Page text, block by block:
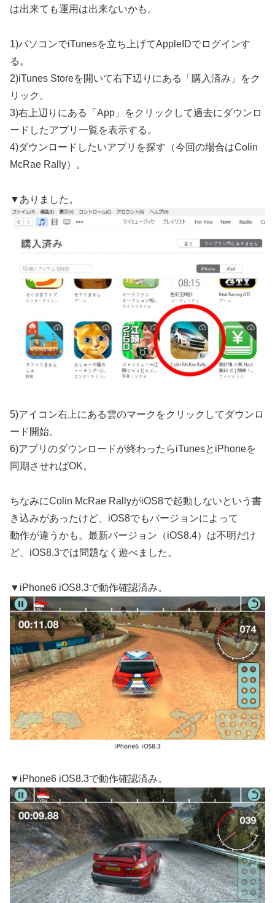
は出来ても運用は出来ないかも。
1)パソコンでiTunesを立ち上げてAppleIDでログインす
る。
2)iTunes Storeを開いて右下辺りにある「購入済み」をク
リック。
3)右上辺りにある「App」をクリックして過去にダウンロ
ードしたアプリ一覧を表示する。
4)ダウンロードしたいアプリを探す（今回の場合はColin
McRae Rally）。
▼ありました。
5)アイコン右上にある雲のマークをクリックしてダウンロ
ード開始。
6)アプリのダウンロードが終わったらiTunesとiPhoneを
同期させればOK。
ちなみにColin McRae RallyがiOS8で起動しないという書
き込みがあったけど、iOS8でもバージョンによって
動作が違うかも。最新バージョン（iOS8.4）は不明だけ
ど、iOS8.3では問題なく遊べました。
▼iPhone6 iOS8.3で動作確認済み。
▼iPhone6 iOS8.3で動作確認済み。